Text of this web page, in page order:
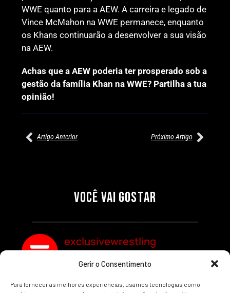
Gerir o Consentimento
Para fornecer as melhores experiências, usamos tecnologias como
WWE quanto para a AEW. A carreira e legado de
Vince McMahon na WWE permanece, enquanto
os Khans continuarão a desenvolver a sua visão
na AEW.
Achas que a AEW poderia ter prosperado sob a
gestão da família Khan na WWE? Partilha a tua
opinião!
Artigo Anterior Próximo Artigo
VOCÊ VAI GOSTAR
SEGMENTOS A NÃO PERDER
Por exclusivewrestling
MUNDIAL FEMININO NA AEW
REDEMPTION
Por exclusivewrestling
exclusivewrestling
Ver mais Artigos